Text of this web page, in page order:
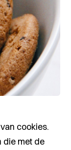
cookies.
die met de